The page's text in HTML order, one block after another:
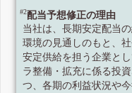
#2配当予想修正の理由
当社は、長期安定配当
環境の見通しのもと、
安定供給を担う企業と
ラ整備・拡充に係る投
つ、各期の利益状況や